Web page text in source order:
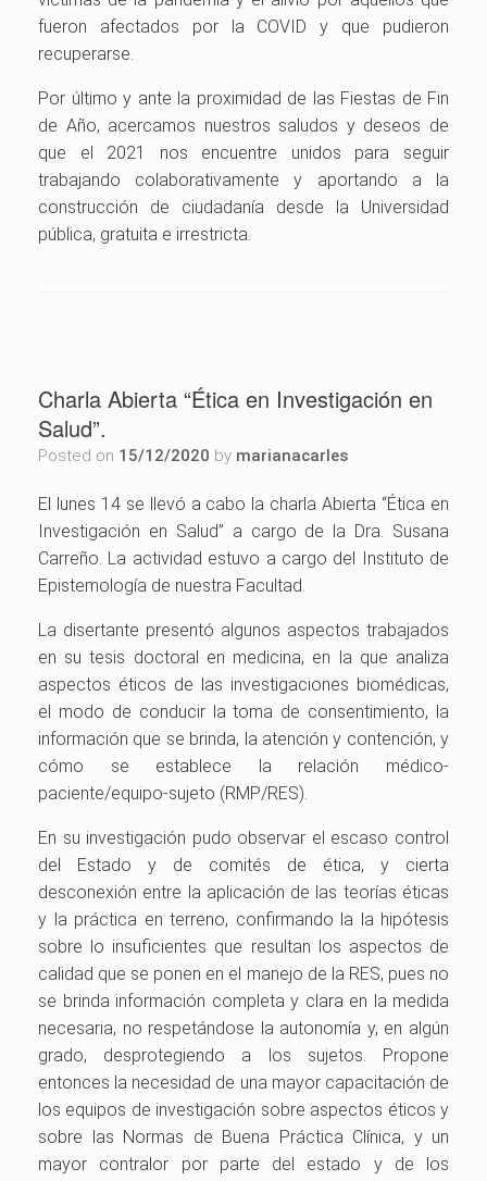
fueron afectados por la COVID y que pudieron
recuperarse.
Por último y ante la proximidad de las Fiestas de Fin
de Año, acercamos nuestros saludos y deseos de
que el 2021 nos encuentre unidos para seguir
trabajando colaborativamente y aportando a la
construcción de ciudadanía desde la Universidad
pública, gratuita e irrestricta.
Charla Abierta “Ética en Investigación en
Salud”.
Posted on 15/12/2020 by marianacarles
El lunes 14 se llevó a cabo la charla Abierta “Ética en
Investigación en Salud” a cargo de la Dra. Susana
Carreño. La actividad estuvo a cargo del Instituto de
Epistemología de nuestra Facultad.
La disertante presentó algunos aspectos trabajados
en su tesis doctoral en medicina, en la que analiza
aspectos éticos de las investigaciones biomédicas,
el modo de conducir la toma de consentimiento, la
información que se brinda, la atención y contención, y
cómo se establece la relación médico-
paciente/equipo-sujeto (RMP/RES).
En su investigación pudo observar el escaso control
del Estado y de comités de ética, y cierta
desconexión entre la aplicación de las teorías éticas
y la práctica en terreno, confirmando la la hipótesis
sobre lo insuficientes que resultan los aspectos de
calidad que se ponen en el manejo de la RES, pues no
se brinda información completa y clara en la medida
necesaria, no respetándose la autonomía y, en algún
grado, desprotegiendo a los sujetos. Propone
entonces la necesidad de una mayor capacitación de
los equipos de investigación sobre aspectos éticos y
sobre las Normas de Buena Práctica Clínica, y un
mayor contralor por parte del estado y de los